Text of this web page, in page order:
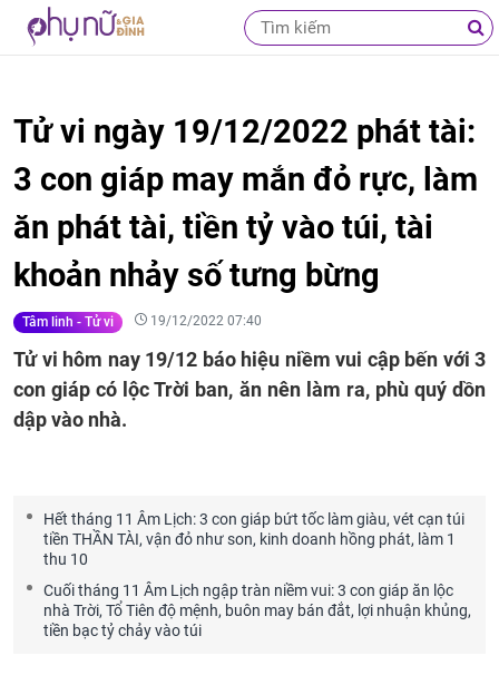
Tử vi ngày 19/12/2022 phát tài:
3 con giáp may mắn đỏ rực, làm
ăn phát tài, tiền tỷ vào túi, tài
khoản nhảy số tưng bừng
Tâm linh - Tử vi 19/12/2022 07:40
Tử vi hôm nay 19/12 báo hiệu niềm vui cập bến với 3
con giáp có lộc Trời ban, ăn nên làm ra, phù quý dồn
dập vào nhà.
Hết tháng 11 Âm Lịch: 3 con giáp bứt tốc làm giàu, vét cạn túi
tiền THẦN TÀI, vận đỏ như son, kinh doanh hồng phát, làm 1
thu 10
Cuối tháng 11 Âm Lịch ngập tràn niềm vui: 3 con giáp ăn lộc
nhà Trời, Tổ Tiên độ mệnh, buôn may bán đắt, lợi nhuận khủng,
tiền bạc tỷ chảy vào túi